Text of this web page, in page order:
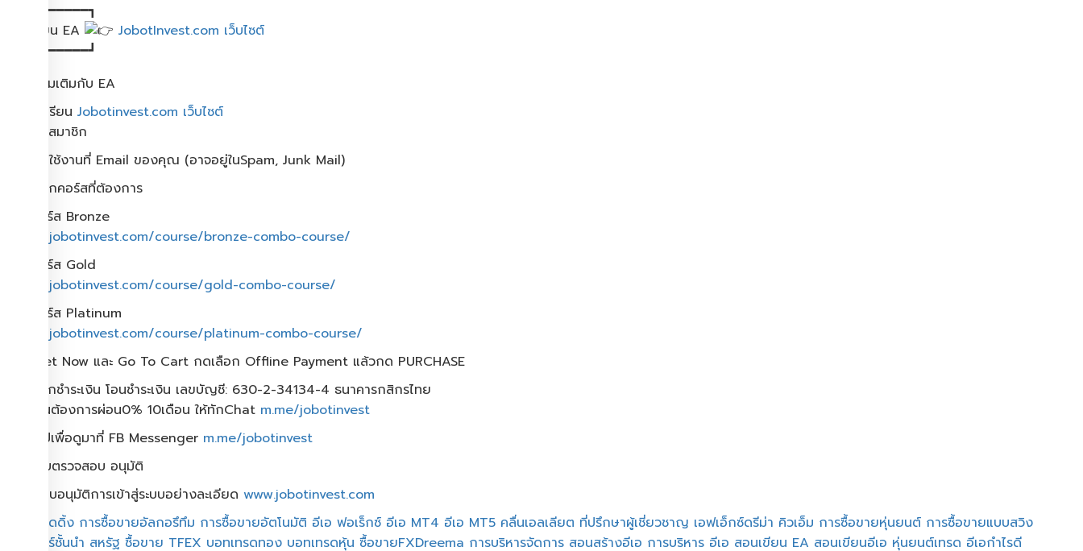
┏━━━━━━━━━━┓
สมัครเรียน​ EA​
JobotInvest.com เว็บไซต์
┗━━━━━━━━━━┛
เรียนรู้เพิ่มเติมกับ EA
1.เข้าเว็บ​เรียน Jobotinvest.com เว็บไซต์
กดสมัครสมาชิก
2.กดเปิดใช้งานที่ Email ของคุณ​ (อาจอยู่ใน​Spam, Junk Mail)
3.กดเลือกคอร์สที่ต้องการ
สมัครคอร์ส​ Bronze
https://jobotinvest.com/course/bronze-combo-course/
สมัครคอร์ส​ Gold
https://jobotinvest.com/course/gold-combo-course/
สมัครคอร์ส​ Platinum
https://jobotinvest.com/course/platinum-combo-course/
4.กด Get Now และ Go To Cart กดเลือก​ Offline Payment แล้วกด​ PURCHASE
5.กดเลือกชำระเงิน โอนชำระเงิน เลขบัญชี: 630-2-34134-4 ธนาคารกสิกรไทย
(หากท่านต้องการผ่อน0% 10เดือน​ ให้ทักChat m.me/jobotinvest
6.ส่งสลิปเพื่อดูมาที่ FB Messenger m.me/jobotinvest
7.รอระบบตรวจสอบ อนุมัติ
8.เมื่อระบบอนุมัติการเข้าสู่ระบบอย่างละเอียด www.jobotinvest.com
อัลโกเทรดดิ้ง การซื้อขายอัลกอรึทึม การซื้อขายอัตโนมัติ อีเอ ฟอเร็กซ์ อีเอ MT4 อีเอ MT5 คลื่นเอลเลียต ที่ปรึกษาผู้เชี่ยวชาญ เอฟเอ็กซ์ดรีม่า คิวเอ็ม การซื้อขายหุ่นยนต์ การซื้อขายแบบสวิง
เทรดเดอร์ชั้นนำ สหรัฐ ซื้อขาย TFEX บอทเทรดทอง บอทเทรดหุ้น ซื้อขายFXDreema การบริหารจัดการ สอนสร้างอีเอ การบริหาร อีเอ สอนเขียน EA สอนเขียนอีเอ หุ่นยนต์เทรด อีเอกำไรดี